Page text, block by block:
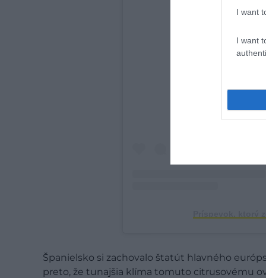
I want
I want
Zobraziť tento
Španielsko si zachovalo štatút hlavného
preto, že tunajšia klíma tomuto citrusovému